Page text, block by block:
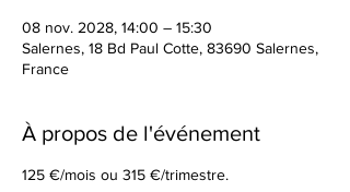
08 nov. 2028, 14:00 – 15:30
Salernes, 18 Bd Paul Cotte, 83690 Salernes,
France
À propos de l'événement
125 €/mois ou 315 €/trimestre.